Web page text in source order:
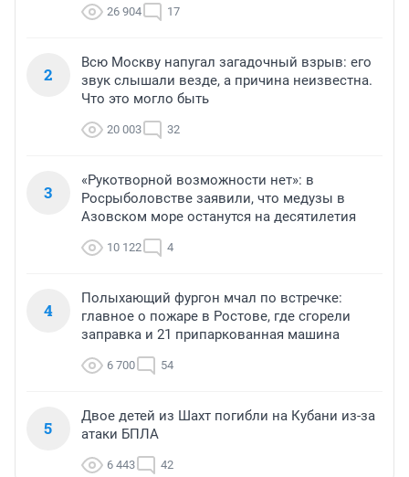
26 904 17
2
Всю Москву напугал загадочный взрыв: его
звук слышали везде, а причина неизвестна.
Что это могло быть
20 003 32
3
«Рукотворной возможности нет»: в
Росрыболовстве заявили, что медузы в
Азовском море останутся на десятилетия
10 122 4
4
Полыхающий фургон мчал по встречке:
главное о пожаре в Ростове, где сгорели
заправка и 21 припаркованная машина
6 700 54
5
Двое детей из Шахт погибли на Кубани из-за
атаки БПЛА
6 443 42